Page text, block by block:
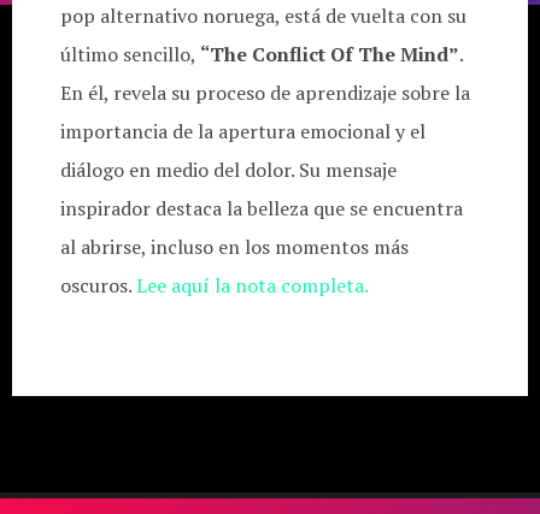
pop alternativo noruega, está de vuelta con su
último sencillo, “The Conflict Of The Mind”.
En él, revela su proceso de aprendizaje sobre la
importancia de la apertura emocional y el
diálogo en medio del dolor. Su mensaje
inspirador destaca la belleza que se encuentra
al abrirse, incluso en los momentos más
oscuros.Lee aquí la nota completa.